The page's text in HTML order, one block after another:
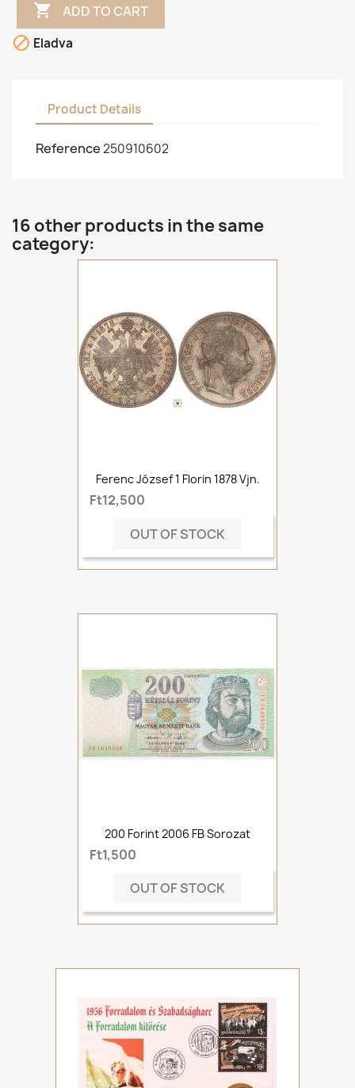
 ADD TO CART
 Eladva
Product Details
Reference250910602
16 other products in the same
category:
Ferenc József 1 Florin 1878 Vjn.
Ft12,500
OUT OF STOCK
200 Forint 2006 FB Sorozat
Ft1,500
OUT OF STOCK